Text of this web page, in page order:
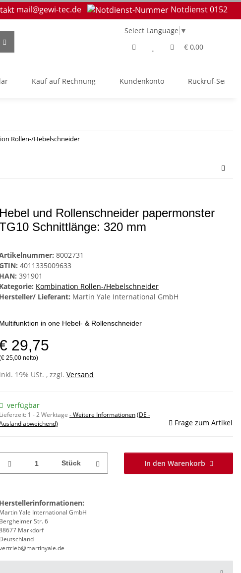
mail@gewi-tec.de
Notdienst 0152
Select Language ▼
€ 0,00
Kauf auf Rechnung Kundenkonto Rückruf-Service
Rollen-/Hebelschneider
Hebel und Rollenschneider papermonster
Schnittlänge: 320 mm
8002731
4011335009633
HAN: 391901
Kategorie: Kombination Rollen-/Hebelschneider
Hersteller/ Lieferant: Martin Yale International GmbH
Multifunktion in one Hebel- & Rollenschneider
29,75
25,00 netto)
inkl. 19% USt. , zzgl. Versand
verfügbar
Lieferzeit: 1 - 2 Werktage - Weitere Informationen(DE -
abweichend)
Frage zum Artikel
Stück In den Warenkorb
Herstellerinformationen:
Martin Yale International GmbH
Bergheimer Str. 6
Markdorf
Deutschland